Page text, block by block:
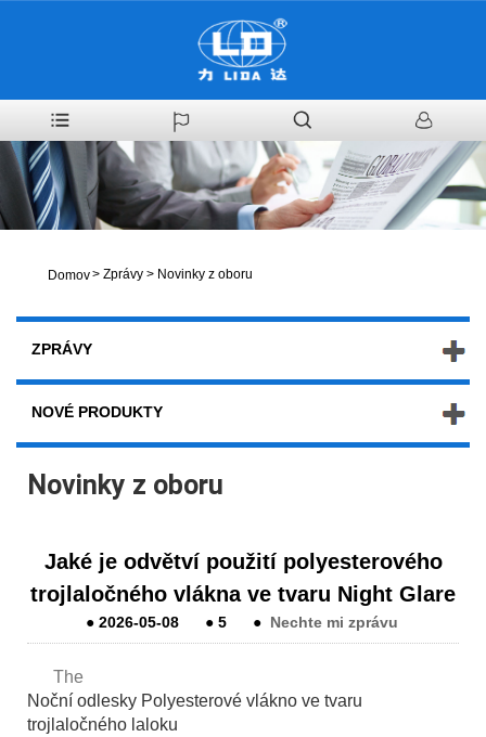
Domov> Zprávy > Novinky z oboru
ZPRÁVY
NOVÉ PRODUKTY
Novinky z oboru
Jaké je odvětví použití polyesterového
trojlaločného vlákna ve tvaru Night Glare
●2026-05-08 ●5 ● Nechte mi zprávu
The
Noční odlesky Polyesterové vlákno ve tvaru
trojlaločného laloku